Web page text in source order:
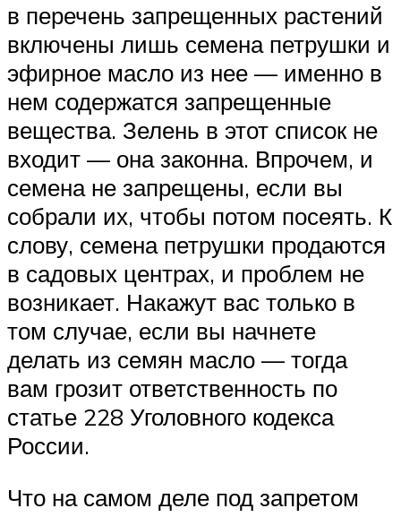
в перечень запрещенных растений
включены лишь семена петрушки и
эфирное масло из нее — именно в
нем содержатся запрещенные
вещества. Зелень в этот список не
входит — она законна. Впрочем, и
семена не запрещены, если вы
собрали их, чтобы потом посеять. К
слову, семена петрушки продаются
в садовых центрах, и проблем не
возникает. Накажут вас только в
том случае, если вы начнете
делать из семян масло — тогда
вам грозит ответственность по
статье 228 Уголовного кодекса
России.
Что на самом деле под запретом